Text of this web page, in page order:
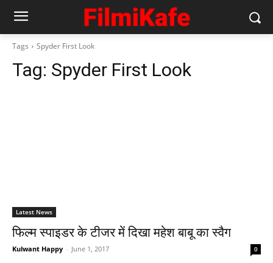
Tags Spyder First Look
Tag: Spyder First Look
Latest News
फिल्‍म स्‍पाइडर के टीजर में दिखा महेश बाबू का स्‍वैग
Kulwant Happy - June 1, 2017 0